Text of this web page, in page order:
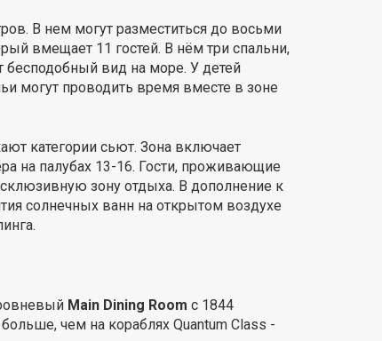
В нем могут разместиться до восьми
вмещает 11 гостей. В нём три спальни,
бесподобный вид на море. У детей
могут проводить время вместе в зоне
категории сьют. Зона включает
на палубах 13-16. Гости, проживающие
зону отдыха. В дополнение к
солнечных ванн на открытом воздухе
Main Dining Room с 1844
чем на кораблях Quantum Class -